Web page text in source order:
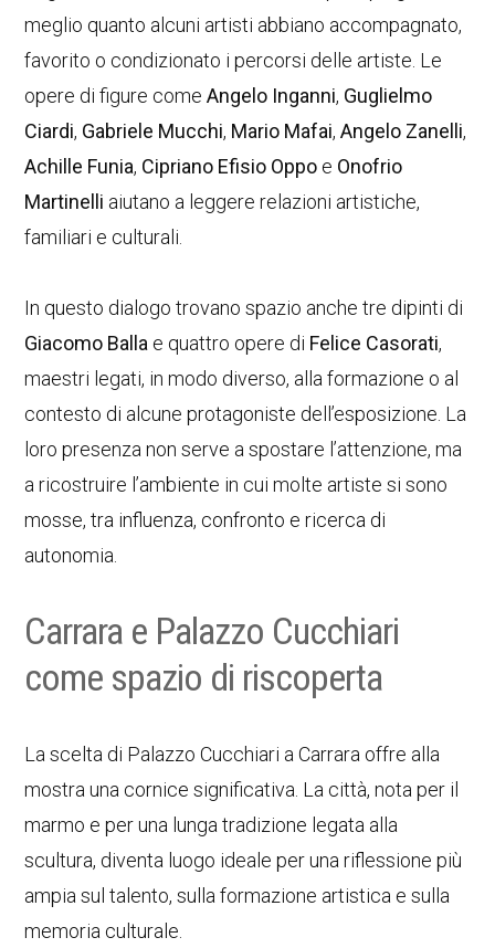
meglio quanto alcuni artisti abbiano accompagnato,
favorito o condizionato i percorsi delle artiste. Le
opere di figure comeAngelo Inganni, Guglielmo
Ciardi, Gabriele Mucchi, Mario Mafai,Angelo Zanelli,
Achille Funia, Cipriano Efisio Oppo e Onofrio
Martinelli aiutano a leggere relazioni artistiche,
familiari e culturali.
In questo dialogo trovano spazio anche tre dipinti di
Giacomo Balla e quattro opere di Felice Casorati,
maestri legati, in modo diverso, alla formazione o al
contesto di alcune protagoniste dell’esposizione. La
loro presenza non serve a spostare l’attenzione, ma
a ricostruire l’ambiente in cui molte artiste si sono
mosse, tra influenza, confronto e ricerca di
autonomia.
Carrara e Palazzo Cucchiari
come spazio di riscoperta
La scelta di Palazzo Cucchiari a Carrara offre alla
mostra una cornice significativa. La città, nota per il
marmo e per una lunga tradizione legata alla
scultura, diventa luogo ideale per una riflessione più
ampia sul talento, sulla formazione artistica e sulla
memoria culturale.